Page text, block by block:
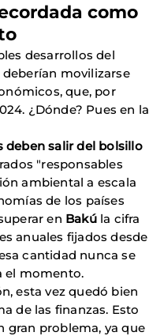
como
desarrollos del
deberían movilizarse
que, por
¿Dónde? Pues en la
deben salir del bolsillo
"responsables
ambiental a escala
de los países
en Bakú la cifra
anuales fijados desde
cantidad nunca se
el momento.
esta vez quedó bien
de las finanzas. Esto
gran problema, ya que